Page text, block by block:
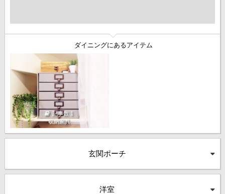
ダイニングにあるアイテム
記事数 1
収納家具
玄関ポーチ
洋室